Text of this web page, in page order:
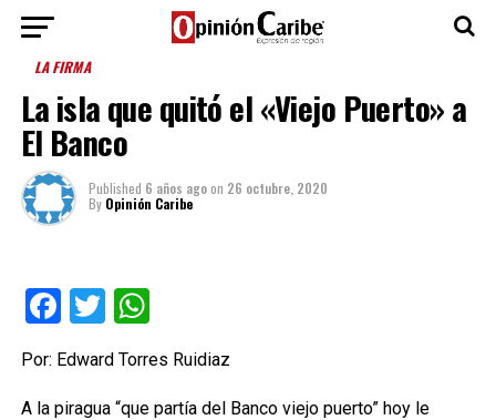
LA FIRMA
La isla que quitó el «Viejo Puerto» a
El Banco
Published 6 años agoon 26 octubre, 2020
By Opinión Caribe
Facebook
TwitterWhatsApp
Por: Edward Torres Ruidiaz
A la piragua “que partía del Banco viejo puerto” hoy le